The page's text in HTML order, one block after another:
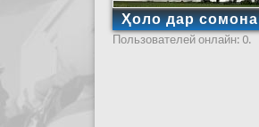
Ҳоло дар сомона
Пользователей онлайн: 0.